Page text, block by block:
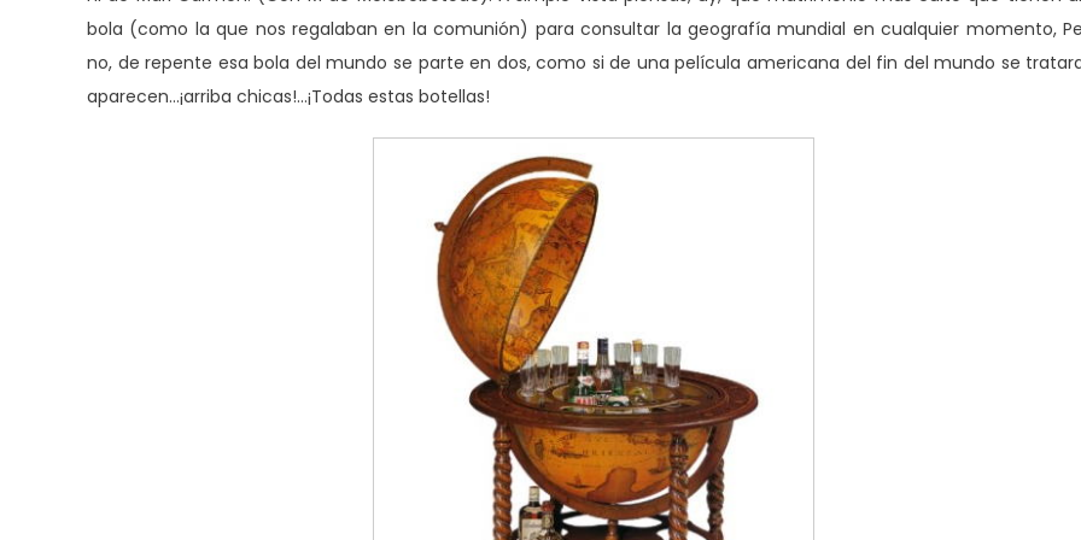
bola (como la que nos regalaban en la comunión) para consultar la geografía mundial en cualquier momento,
no, de repente esa bola del mundo se parte en dos, como si de una película americana del fin del mundo se
aparecen…¡arriba chicas!…¡Todas estas botellas!